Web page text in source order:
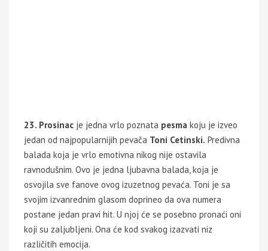
23. Prosinac je jedna vrlo poznata pesma koju je izveo
jedan od najpopularnijih pevača Toni Cetinski. Predivna
balada koja je vrlo emotivna nikog nije ostavila
ravnodušnim. Ovo je jedna ljubavna balada, koja je
osvojila sve fanove ovog izuzetnog pevaća. Toni je sa
svojim izvanrednim glasom doprineo da ova numera
postane jedan pravi hit. U njoj će se posebno pronaći oni
koji su zaljubljeni. Ona će kod svakog izazvati niz
različitih emocija.